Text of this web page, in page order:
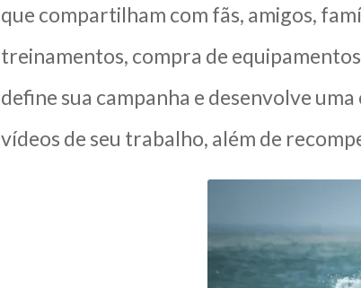
que compartilham com fãs, amigos,
treinamentos, compra de
define sua campanha e desenvolve
vídeos de seu trabalho, além de